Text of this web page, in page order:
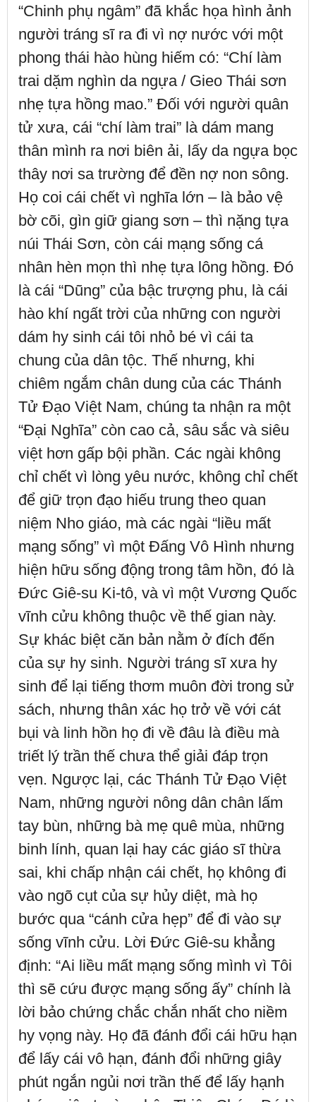
“Chinh phụ ngâm” đã khắc họa hình ảnh
người tráng sĩ ra đi vì nợ nước với một
phong thái hào hùng hiếm có: “Chí làm
trai dặm nghìn da ngựa / Gieo Thái sơn
nhẹ tựa hồng mao.” Đối với người quân
tử xưa, cái “chí làm trai” là dám mang
thân mình ra nơi biên ải, lấy da ngựa bọc
thây nơi sa trường để đền nợ non sông.
Họ coi cái chết vì nghĩa lớn – là bảo vệ
bờ cõi, gìn giữ giang sơn – thì nặng tựa
núi Thái Sơn, còn cái mạng sống cá
nhân hèn mọn thì nhẹ tựa lông hồng. Đó
là cái “Dũng” của bậc trượng phu, là cái
hào khí ngất trời của những con người
dám hy sinh cái tôi nhỏ bé vì cái ta
chung của dân tộc. Thế nhưng, khi
chiêm ngắm chân dung của các Thánh
Tử Đạo Việt Nam, chúng ta nhận ra một
“Đại Nghĩa” còn cao cả, sâu sắc và siêu
việt hơn gấp bội phần. Các ngài không
chỉ chết vì lòng yêu nước, không chỉ chết
để giữ trọn đạo hiếu trung theo quan
niệm Nho giáo, mà các ngài “liều mất
mạng sống” vì một Đấng Vô Hình nhưng
hiện hữu sống động trong tâm hồn, đó là
Đức Giê-su Ki-tô, và vì một Vương Quốc
vĩnh cửu không thuộc về thế gian này.
Sự khác biệt căn bản nằm ở đích đến
của sự hy sinh. Người tráng sĩ xưa hy
sinh để lại tiếng thơm muôn đời trong sử
sách, nhưng thân xác họ trở về với cát
bụi và linh hồn họ đi về đâu là điều mà
triết lý trần thế chưa thể giải đáp trọn
vẹn. Ngược lại, các Thánh Tử Đạo Việt
Nam, những người nông dân chân lấm
tay bùn, những bà mẹ quê mùa, những
binh lính, quan lại hay các giáo sĩ thừa
sai, khi chấp nhận cái chết, họ không đi
vào ngõ cụt của sự hủy diệt, mà họ
bước qua “cánh cửa hẹp” để đi vào sự
sống vĩnh cửu. Lời Đức Giê-su khẳng
định: “Ai liều mất mạng sống mình vì Tôi
thì sẽ cứu được mạng sống ấy” chính là
lời bảo chứng chắc chắn nhất cho niềm
hy vọng này. Họ đã đánh đổi cái hữu hạn
để lấy cái vô hạn, đánh đổi những giây
phút ngắn ngủi nơi trần thế để lấy hạnh